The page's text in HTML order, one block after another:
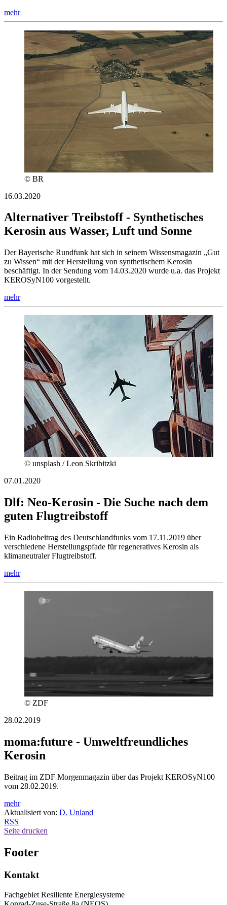
mehr
© BR
16.03.2020
Alternativer Treibstoff - Synthetisches
Kerosin aus Wasser, Luft und Sonne
Der Bayerische Rundfunk hat sich in seinem Wissensmagazin „Gut
zu Wissen“ mit der Herstellung von synthetischem Kerosin
beschäftigt. In der Sendung vom 14.03.2020 wurde u.a. das Projekt
KEROSyN100 vorgestellt.
mehr
© unsplash / Leon Skribitzki
07.01.2020
Dlf: Neo-Kerosin - Die Suche nach dem
guten Flugtreibstoff
Ein Radiobeitrag des Deutschlandfunks vom 17.11.2019 über
verschiedene Herstellungspfade für regeneratives Kerosin als
klimaneutraler Flugtreibstoff.
mehr
© ZDF
28.02.2019
moma:future - Umweltfreundliches
Kerosin
Beitrag im ZDF Morgenmagazin über das Projekt KEROSyN100
vom 28.02.2019.
mehr
Aktualisiert von: D. Unland
RSS
Seite drucken
Footer
Kontakt
Fachgebiet Resiliente Energiesysteme